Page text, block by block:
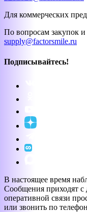
Для коммерческих
По вопросам закупок
supply@factorsmile.ru
Подписывайтесь!
В настоящее время
Сообщения приходят с
оперативной связи
или звонить по